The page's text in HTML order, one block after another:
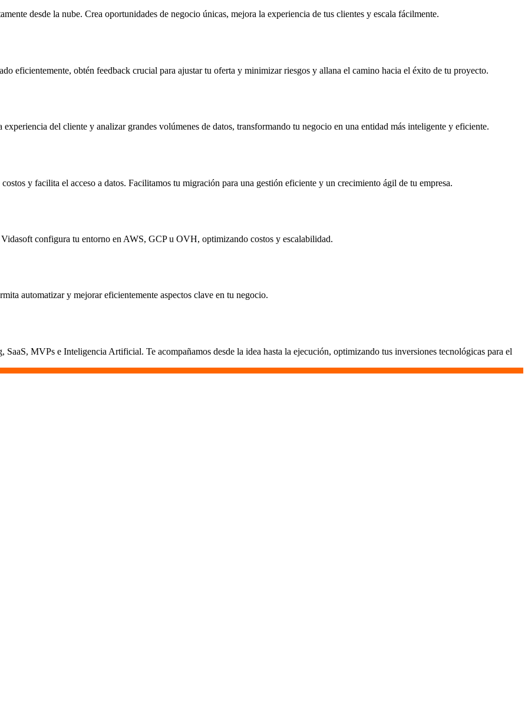
desde la nube. Crea oportunidades de negocio únicas, mejora la experiencia de tus clientes y escala fácilmente.
eficientemente, obtén feedback crucial para ajustar tu oferta y minimizar riesgos y allana el camino hacia el éxito de tu proyecto.
del cliente y analizar grandes volúmenes de datos, transformando tu negocio en una entidad más inteligente y eficiente.
y facilita el acceso a datos. Facilitamos tu migración para una gestión eficiente y un crecimiento ágil de tu empresa.
configura tu entorno en AWS, GCP u OVH, optimizando costos y escalabilidad.
automatizar y mejorar eficientemente aspectos clave en tu negocio.
MVPs e Inteligencia Artificial. Te acompañamos desde la idea hasta la ejecución, optimizando tus inversiones tecnológicas para el